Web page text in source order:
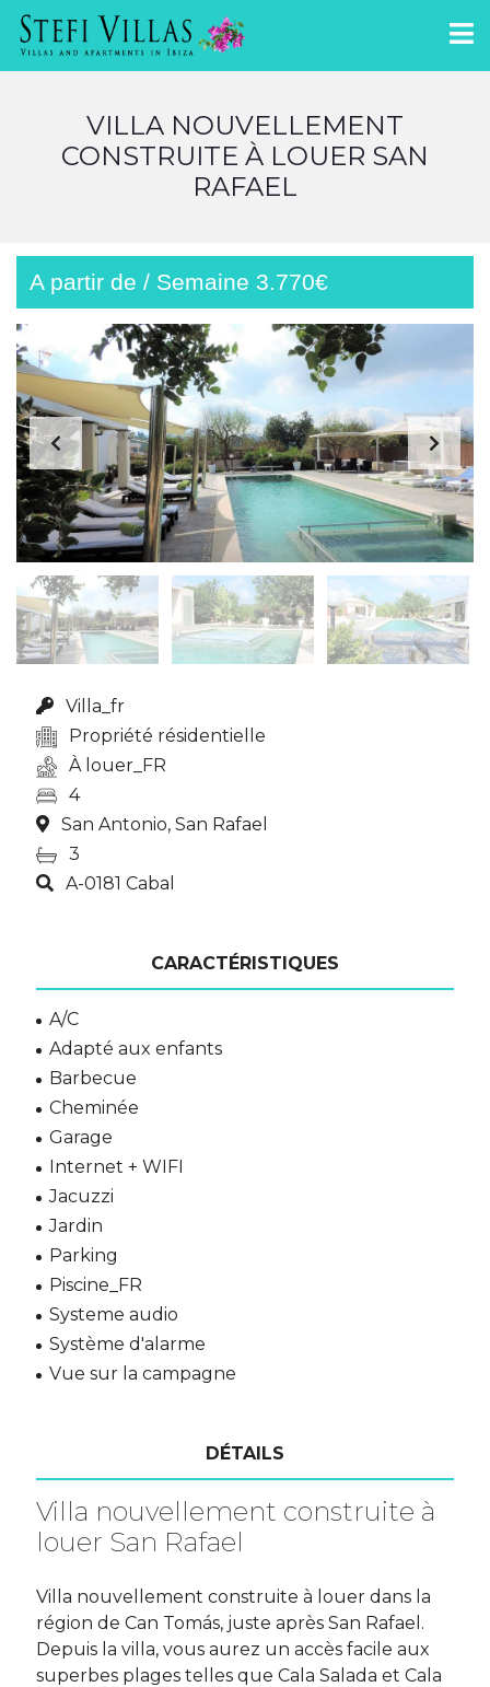
VILLA NOUVELLEMENT
CONSTRUITE À LOUER SAN
RAFAEL
A partir de / Semaine 3.770€
Villa_fr
Propriété résidentielle
À louer_FR
4
San Antonio, San Rafael
3
A-0181 Cabal
CARACTÉRISTIQUES
A/C
Adapté aux enfants
Barbecue
Cheminée
Garage
Internet + WIFI
Jacuzzi
Jardin
Parking
Piscine_FR
Systeme audio
Système d'alarme
Vue sur la campagne
DÉTAILS
Villa nouvellement construite à
louer San Rafael
Villa nouvellement construite à louer dans la
région de Can Tomás, juste après San Rafael.
Depuis la villa, vous aurez un accès facile aux
superbes plages telles que Cala Salada et Cala